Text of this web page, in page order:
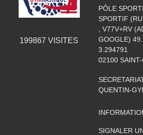
199867 VISITES
PÔLE
SPORTIF
, V77V+RV
GOOGLE)
3.294791
02100
QUENTIN-
SIGNALER